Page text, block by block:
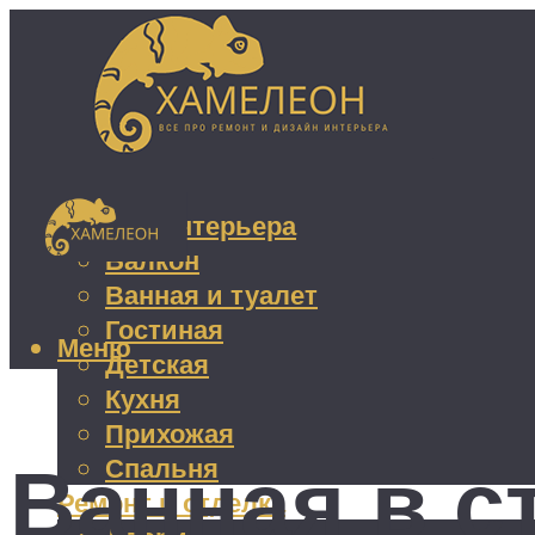
Дизайн интерьера
Балкон
Ванная и туалет
Гостиная
Детская
Кухня
Прихожая
Спальня
Ремонт и отделка
Меню
Ванная в